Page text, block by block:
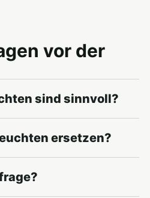
vor der
sind sinnvoll?
ersetzen?